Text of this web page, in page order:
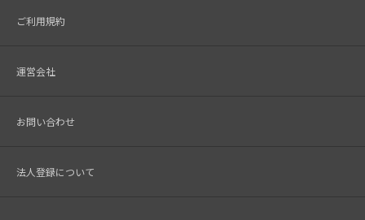
ご利用規約
運営会社
お問い合わせ
法人登録について